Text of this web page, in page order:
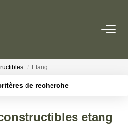
Acheter
Pour Acquérir
LOUER
Etang
de recherche
etang